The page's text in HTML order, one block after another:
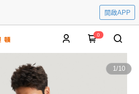
開啟APP
0
1/10